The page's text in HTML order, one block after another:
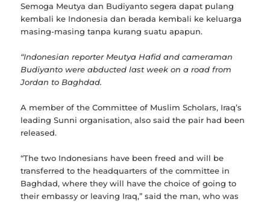
Semoga Meutya dan Budiyanto segera dapat pulang
kembali ke Indonesia dan berada kembali ke keluarga
masing-masing tanpa kurang suatu apapun.
“Indonesian reporter Meutya Hafid and cameraman
Budiyanto were abducted last week on a road from
Jordan to Baghdad.
A member of the Committee of Muslim Scholars, Iraq’s
leading Sunni organisation, also said the pair had been
released.
“The two Indonesians have been freed and will be
transferred to the headquarters of the committee in
Baghdad, where they will have the choice of going to
their embassy or leaving Iraq,” said the man, who was